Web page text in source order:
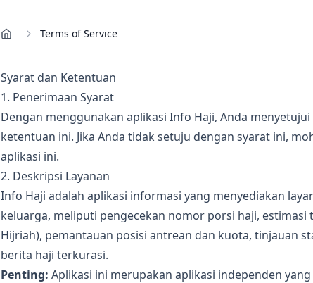
Terms of Service
Syarat dan Ketentuan
1. Penerimaan Syarat
Dengan menggunakan aplikasi Info Haji, Anda
ketentuan ini. Jika Anda tidak setuju dengan syarat ini,
aplikasi ini.
2. Deskripsi Layanan
Info Haji adalah aplikasi informasi yang menyediakan
keluarga, meliputi pengecekan nomor porsi haji,
Hijriah), pemantauan posisi antrean dan kuota, tinjauan
berita haji terkurasi.
Penting: Aplikasi ini merupakan aplikasi independen